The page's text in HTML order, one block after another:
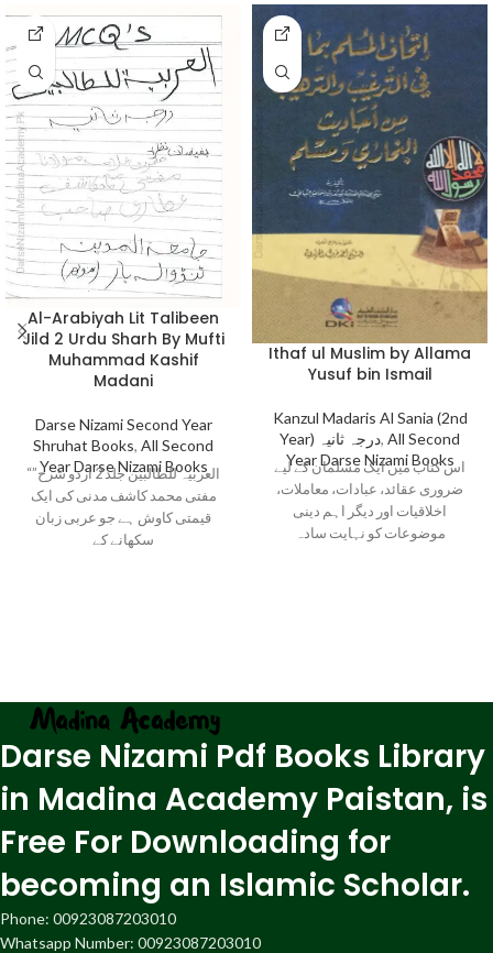
Al-Arabiyah Lit Talibeen
Jild 2 Urdu Sharh By Mufti
Muhammad Kashif
Madani
Darse Nizami Second Year
Shruhat Books, All Second
Year Darse Nizami Books “العربیہ للطالبین جلد 2 اردو شرح”
مفتی محمد کاشف مدنی کی ایک
قیمتی کاوش ہے جو عربی زبان
سکھانے کے
Ithaf ul Muslim by Allama
Yusuf bin Ismail
Kanzul Madaris Al Sania (2nd
Year) درجہ ثانیہ, All Second
Year Darse Nizami Books
اس کتاب میں ایک مسلمان کے لیے
ضروری عقائد، عبادات، معاملات،
اخلاقیات اور دیگر اہم دینی
موضوعات کو نہایت سادہ
Darse Nizami Pdf Books Library
in Madina Academy Paistan, is
Free For Downloading for
becoming an Islamic Scholar.
Phone: 00923087203010
Whatsapp Number: 00923087203010